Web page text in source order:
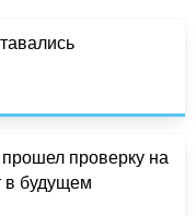
проверку на
в будущем